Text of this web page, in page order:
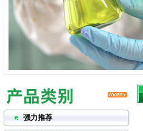
强力推荐